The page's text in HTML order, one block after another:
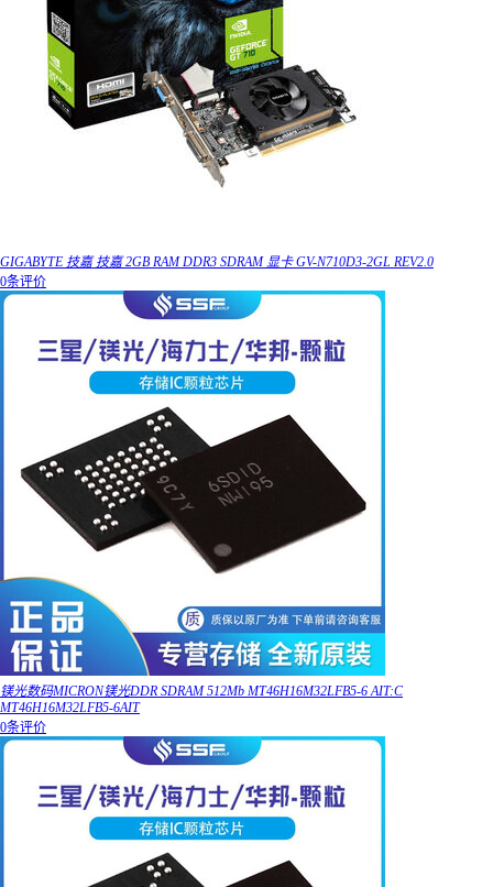
GIGABYTE 技嘉 技嘉 2GB RAM DDR3 SDRAM 显卡 GV-N710D3-2GL REV2.0
0条评价
镁光数码MICRON镁光DDR SDRAM 512Mb MT46H16M32LFB5-6 AIT:C
MT46H16M32LFB5-6AIT
0条评价